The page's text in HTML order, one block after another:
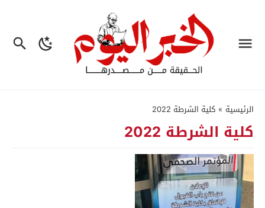
الرئيسية » كلية الشرطة 2022
كلية الشرطة 2022